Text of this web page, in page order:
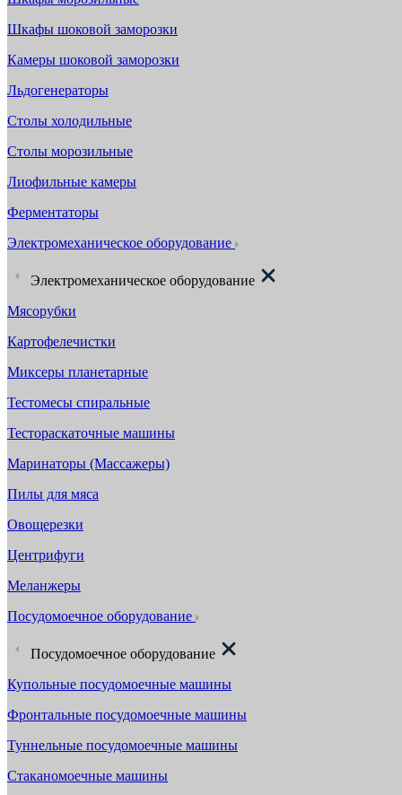
Шкафы шоковой заморозки
Камеры шоковой заморозки
Льдогенераторы
Столы холодильные
Столы морозильные
Лиофильные камеры
Ферментаторы
Электромеханическое оборудование
Электромеханическое оборудование
Мясорубки
Картофелечистки
Миксеры планетарные
Тестомесы спиральные
Тестораскаточные машины
Маринаторы (Массажеры)
Пилы для мяса
Овощерезки
Центрифуги
Меланжеры
Посудомоечное оборудование
Посудомоечное оборудование
Купольные посудомоечные машины
Фронтальные посудомоечные машины
Туннельные посудомоечные машины
Стаканомоечные машины